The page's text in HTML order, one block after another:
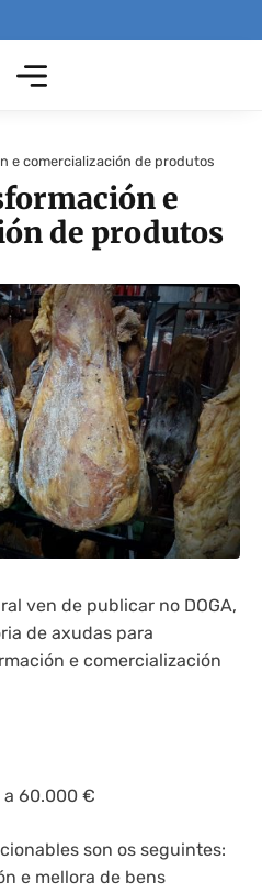
e comercialización de produtos
e
de produtos
ven de publicar no DOGA,
de axudas para
e comercialización
a 60.000 €
son os seguintes:
e mellora de bens